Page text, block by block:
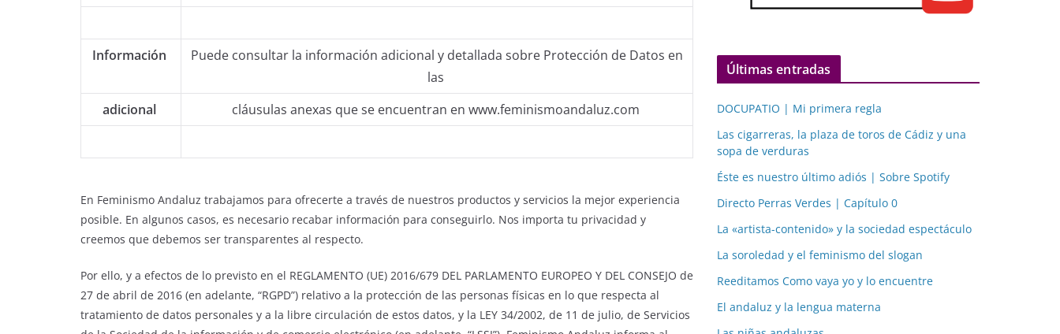
Información
Puede consultar la información adicional y detallada sobre Protección de Datos en
las
adicional
cláusulas anexas que se encuentran en www.feminismoandaluz.com
En Feminismo Andaluz trabajamos para ofrecerte a través de nuestros productos y servicios la mejor experiencia
posible. En algunos casos, es necesario recabar información para conseguirlo. Nos importa tu privacidad y
creemos que debemos ser transparentes al respecto.
Por ello, y a efectos de lo previsto en el REGLAMENTO (UE) 2016/679 DEL PARLAMENTO EUROPEO Y DEL CONSEJO de
27 de abril de 2016 (en adelante, “RGPD”) relativo a la protección de las personas físicas en lo que respecta al
tratamiento de datos personales y a la libre circulación de estos datos, y la LEY 34/2002, de 11 de julio, de Servicios
Últimas entradas
DOCUPATIO | Mi primera regla
Las cigarreras, la plaza de toros de Cádiz y una
sopa de verduras
Éste es nuestro último adiós | Sobre Spotify
Directo Perras Verdes | Capítulo 0
La «artista-contenido» y la sociedad espectáculo
La soroledad y el feminismo del slogan
Reeditamos Como vaya yo y lo encuentre
El andaluz y la lengua materna